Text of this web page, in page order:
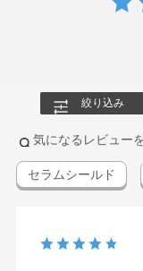
のような使用順番
リウム、ポリオキ
オキシエチレン硬
る、ライスパ
絞り込み
気になるレビュー
セラムシールド